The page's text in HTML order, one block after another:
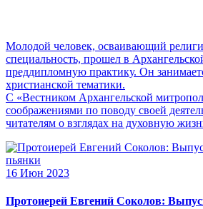
Молодой человек, осваивающий
специальность, прошел в
преддипломную практику. Он
христианской тематики.
С «Вестником Архангельской
соображениями по поводу своей
читателям о взглядах на духовную
16 Июн 2023
Протоиерей Евгений Соколов: